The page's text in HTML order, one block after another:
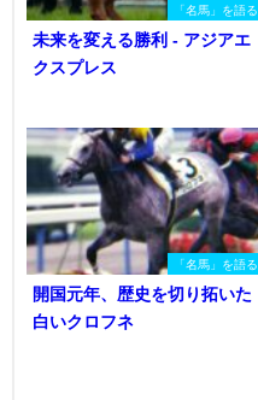
「名馬」を語る
未来を変える勝利 - アジアエ
クスプレス
「名馬」を語る
開国元年、歴史を切り拓いた
白いクロフネ